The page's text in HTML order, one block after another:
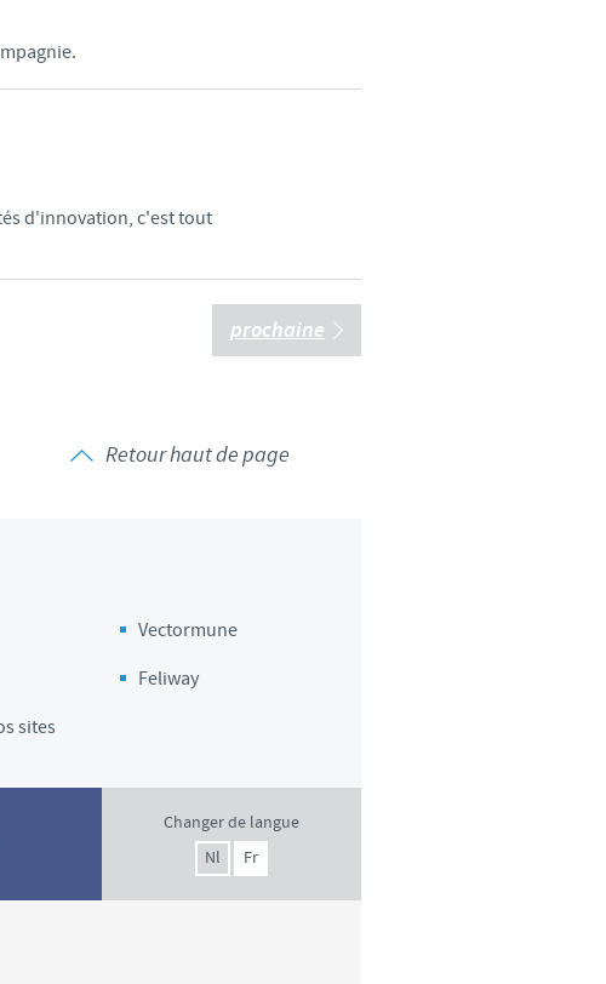
d'innovation, c'est tout
prochaine
Retour haut de page
Vectormune
Feliway
sites
Changer de langue
Nl
Fr